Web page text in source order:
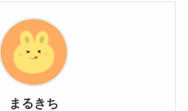
まるきち